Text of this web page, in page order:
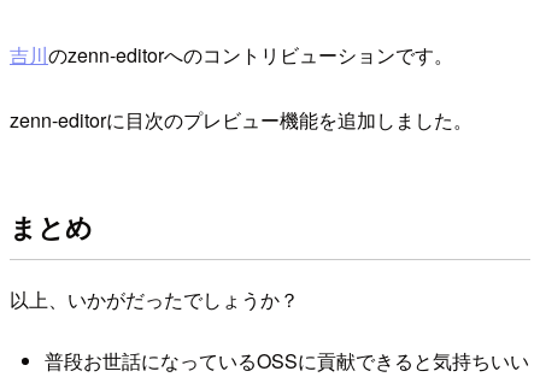
吉川のzenn-editorへのコントリビューションです。
zenn-editorに目次のプレビュー機能を追加しました。
まとめ
以上、いかがだったでしょうか？
普段お世話になっているOSSに貢献できると気持ちいい